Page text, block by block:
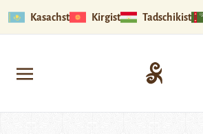
Kasachstan Kirgistan Tadschikistan